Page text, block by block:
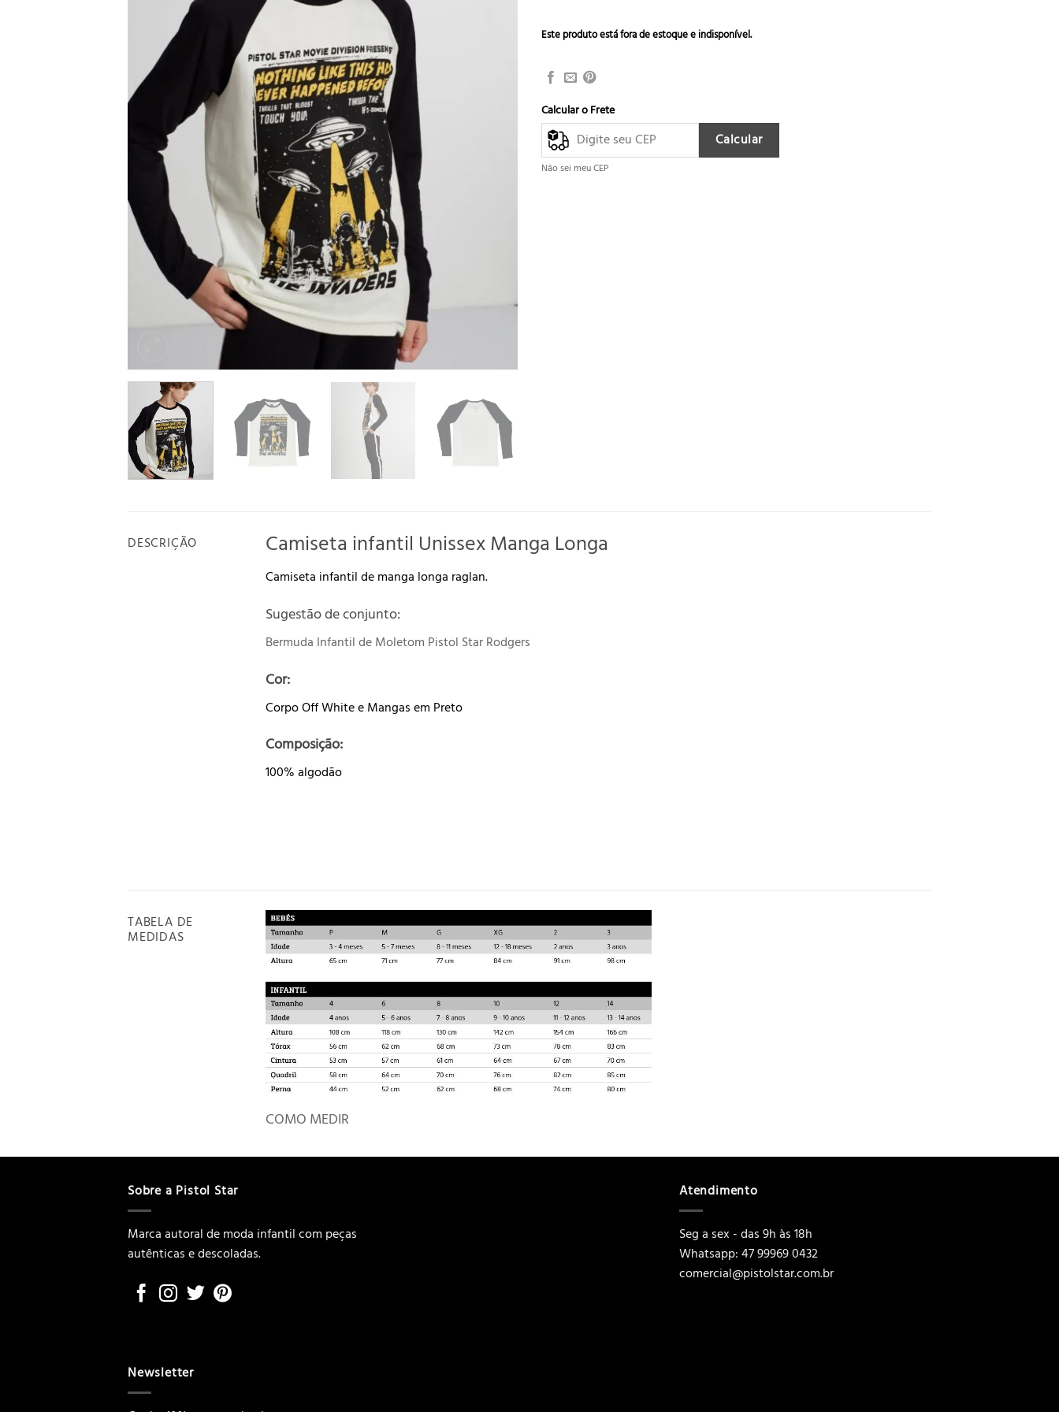
Este produto está fora de estoque e indisponível.
Calcular o Frete
Calcular
Não sei meu CEP
DESCRIÇÃO Camiseta infantil Unissex Manga Longa
Camiseta infantil de manga longa raglan.
Sugestão de conjunto:
Bermuda Infantil de Moletom Pistol Star Rodgers
Cor:
Corpo Off White e Mangas em Preto
Composição:
100% algodão
TABELA DE
MEDIDAS
COMO MEDIR
Sobre a Pistol Star
Marca autoral de moda infantil com peças
autênticas e descoladas.
Atendimento
Seg a sex - das 9h às 18h
Whatsapp: 47 99969 0432
comercial@pistolstar.com.br
Newsletter